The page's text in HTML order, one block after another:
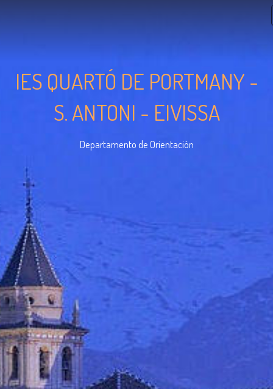
IES QUARTÓ DE PORTMANY -
S. ANTONI - EIVISSA
Departamento de Orientación